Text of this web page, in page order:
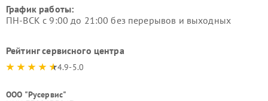
График работы:
ПН-ВСК с 9:00 до 21:00 без перерывов и выходных
Рейтинг сервисного центра
4.9-5.0
ООО "Русервис"